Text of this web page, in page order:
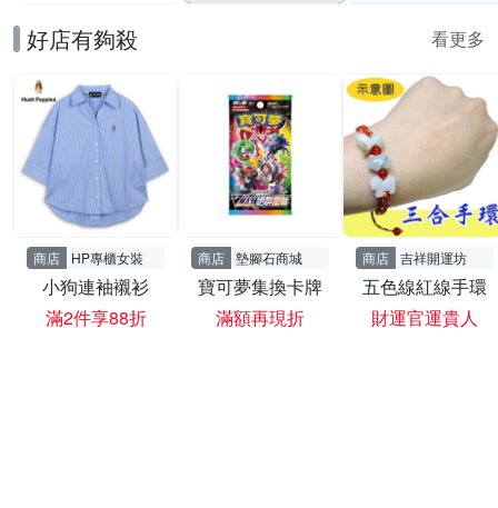
好店有夠殺 看更多
商店 HP專櫃女裝
小狗連袖襯衫
滿2件享88折
商店 墊腳石商城
寶可夢集換卡牌
滿額再現折
商店 吉祥開運坊
五色線紅線手環
財運官運貴人